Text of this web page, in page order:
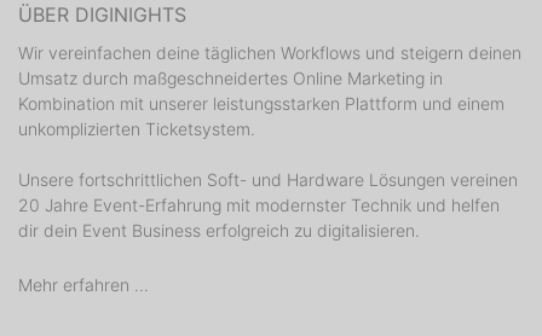
ÜBER DIGINIGHTS
Wir vereinfachen deine täglichen Workflows und steigern deinen
Umsatz durch maßgeschneidertes Online Marketing in
Kombination mit unserer leistungsstarken Plattform und einem
unkomplizierten Ticketsystem.
Unsere fortschrittlichen Soft- und Hardware Lösungen vereinen
20 Jahre Event-Erfahrung mit modernster Technik und helfen
dir dein Event Business erfolgreich zu digitalisieren.
Mehr erfahren ...